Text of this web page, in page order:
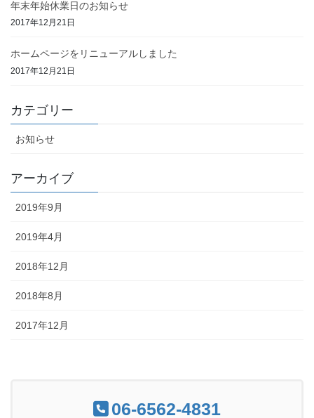
年末年始休業日のお知らせ
2017年12月21日
ホームページをリニューアルしました
2017年12月21日
カテゴリー
お知らせ
アーカイブ
2019年9月
2019年4月
2018年12月
2018年8月
2017年12月
06-6562-4831